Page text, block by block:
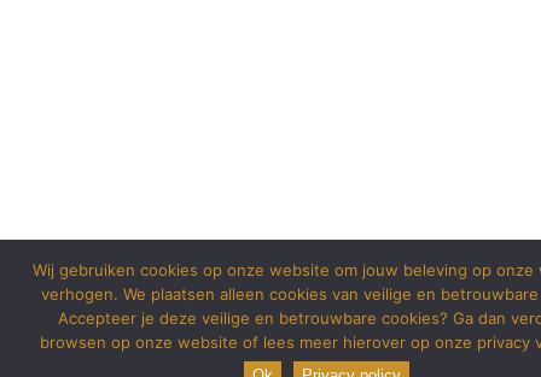
Wij gebruiken cookies op onze website om jouw beleving op
verhogen. We plaatsen alleen cookies van veilige en
Accepteer je deze veilige en betrouwbare cookies? Ga dan
browsen op onze website of lees meer hierover op onze privacy